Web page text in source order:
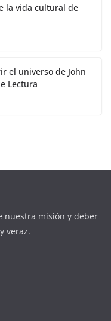
la vida cultural de
el universo de John
Lectura
nuestra misión y deber
veraz.